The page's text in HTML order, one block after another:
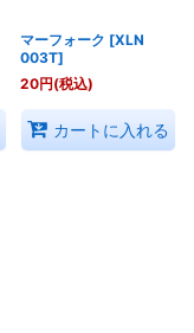
マーフォーク [XLN
003T]
20円(税込)
カートに入れる